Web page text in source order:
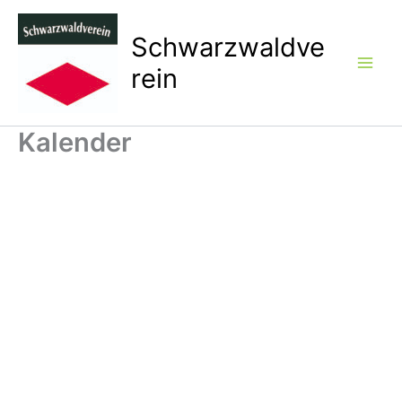
Zum
Inhalt
Schwarzwaldve
rein
Kalender